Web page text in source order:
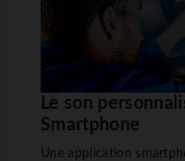
Le son
Smartphone
Une application